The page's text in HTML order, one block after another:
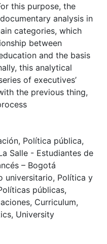
this purpose, the
analysis in
categories, which
between
and the basis
this analytical
of executives’
the previous thing,
, Política pública,
Salle - Estudiantes de
– Bogotá
universitario, Política y
públicas,
, Curriculum,
, University